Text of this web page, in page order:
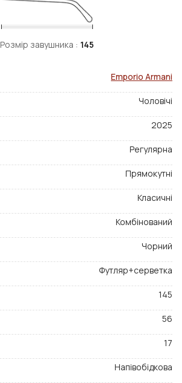
Розмір завушника : 145
Emporio Armani
Чоловічі
2025
Регулярна
Прямокутні
Класичні
Комбінований
Чорний
Футляр+серветка
145
56
17
Напівобідкова